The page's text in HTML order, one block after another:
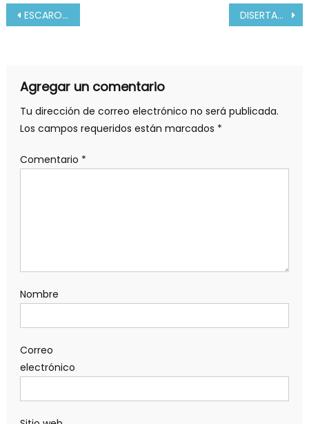
Navegación
ESCAROTOMÍA DISERTACIÓN PACIENTE QUEMADO INDUCCIÓN CLINICA II
Agregar un comentario
Tu dirección de correo electrónico no será publicada.
Los campos requeridos están marcados *
Comentario *
Nombre
Correo
electrónico